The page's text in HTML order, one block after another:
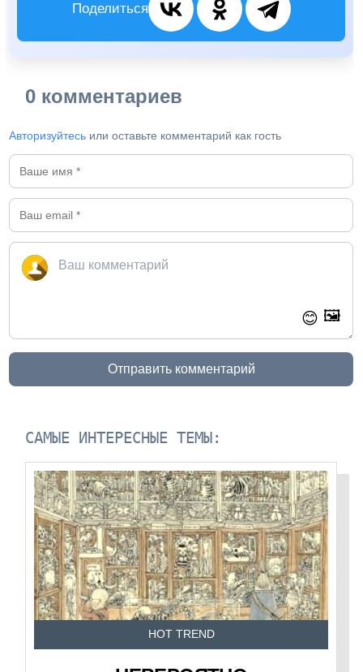
Поделиться
0 комментариев
Авторизуйтесь или оставьте комментарий как гость
😊 🖼️
Отправить комментарий
САМЫЕ ИНТЕРЕСНЫЕ ТЕМЫ:
HOT TREND